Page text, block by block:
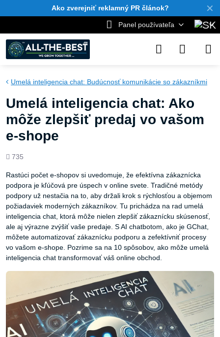
✕
Ako zverejniť reklamný PR článok?
Panel používateľa
Umelá inteligencia chat: Budúcnosť komunikácie so zákazníkmi
Umelá inteligencia chat: Ako
môže zlepšiť predaj vo vašom
e-shope
Počet
735
Rastúci počet e-shopov si uvedomuje, že efektívna zákaznícka
podpora je kľúčová pre úspech v online svete. Tradičné metódy
podpory už nestačia na to, aby držali krok s rýchlosťou a objemom
požiadaviek moderných zákazníkov. Tu prichádza na rad umelá
inteligencia chat, ktorá môže nielen zlepšiť zákaznícku skúsenosť,
ale aj výrazne zvýšiť vaše predaje. S AI chatbotom, ako je GChat,
môžete automatizovať zákaznícku podporu a zefektívniť procesy
vo vašom e-shope. Pozrime sa na 10 spôsobov, ako môže umelá
inteligencia chat transformovať váš online obchod.